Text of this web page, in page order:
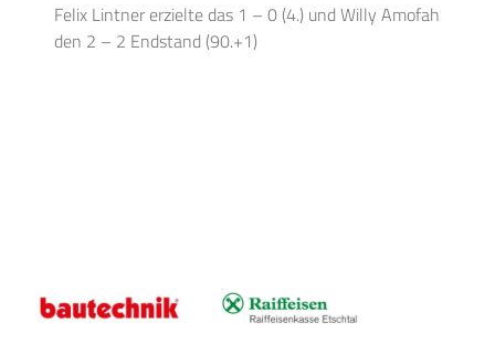
Felix Lintner erzielte das 1 – 0 (4.) und Willy Amofah
den 2 – 2 Endstand (90.+1)